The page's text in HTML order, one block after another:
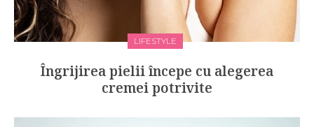
LIFESTYLE
Îngrijirea pielii începe cu alegerea
cremei potrivite